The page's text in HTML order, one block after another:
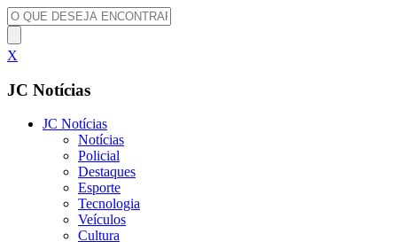
X
JC Notícias
JC Notícias
Notícias
Policial
Destaques
Esporte
Tecnologia
Veículos
Cultura